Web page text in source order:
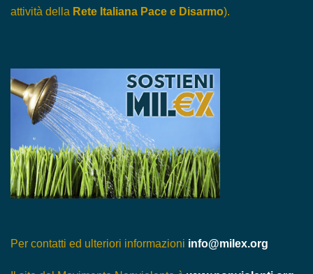
attività della Rete Italiana Pace e Disarmo).
Per contatti ed ulteriori informazioni info@milex.org